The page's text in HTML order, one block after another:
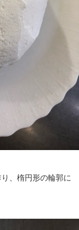
、楕円形の輪郭に